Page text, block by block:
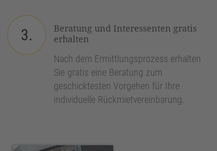
3.
Beratung und Interessenten gratis
erhalten
Nach dem Ermittlungsprozess erhalten
Sie gratis eine Beratung zum
geschicktesten Vorgehen für Ihre
individuelle Rückmietvereinbarung.